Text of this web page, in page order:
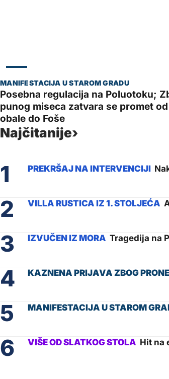
Posebna regulacija na Poluotoku;
punog miseca zatvara se promet
obale do Foše
Najčitanije
Tragedija na
Hit na